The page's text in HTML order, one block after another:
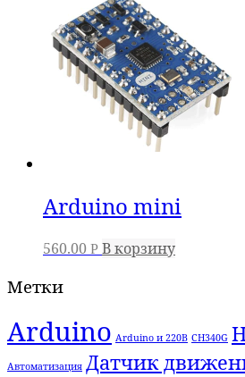
Arduino mini
560.00 Р В корзину
Метки
Arduino Arduino и 220В CH340G
Автоматизация Датчик